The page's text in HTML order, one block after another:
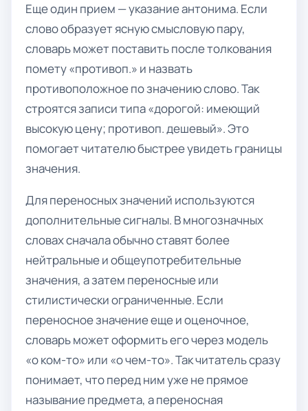
Еще один прием — указание антонима. Если
слово образует ясную смысловую пару,
словарь может поставить после толкования
помету «противоп.» и назвать
противоположное по значению слово. Так
строятся записи типа «дорогой: имеющий
высокую цену; противоп. дешевый». Это
помогает читателю быстрее увидеть границы
значения.
Для переносных значений используются
дополнительные сигналы. В многозначных
словах сначала обычно ставят более
нейтральные и общеупотребительные
значения, а затем переносные или
стилистически ограниченные. Если
переносное значение еще и оценочное,
словарь может оформить его через модель
«о ком-то» или «о чем-то». Так читатель сразу
понимает, что перед ним уже не прямое
называние предмета, а переносная